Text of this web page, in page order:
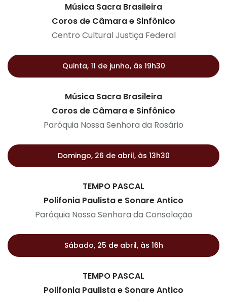
Música Sacra Brasileira
Coros de Câmara e Sinfônico
Centro Cultural Justiça Federal
Quinta, 11 de junho, às 19h30
Música Sacra Brasileira
Coros de Câmara e Sinfônico
Paróquia Nossa Senhora da Rosário
Domingo, 26 de abril, às 13h30
TEMPO PASCAL
Polifonia Paulista e Sonare Antico
Paróquia Nossa Senhora da Consolação
Sábado, 25 de abril, às 16h
TEMPO PASCAL
Polifonia Paulista e Sonare Antico